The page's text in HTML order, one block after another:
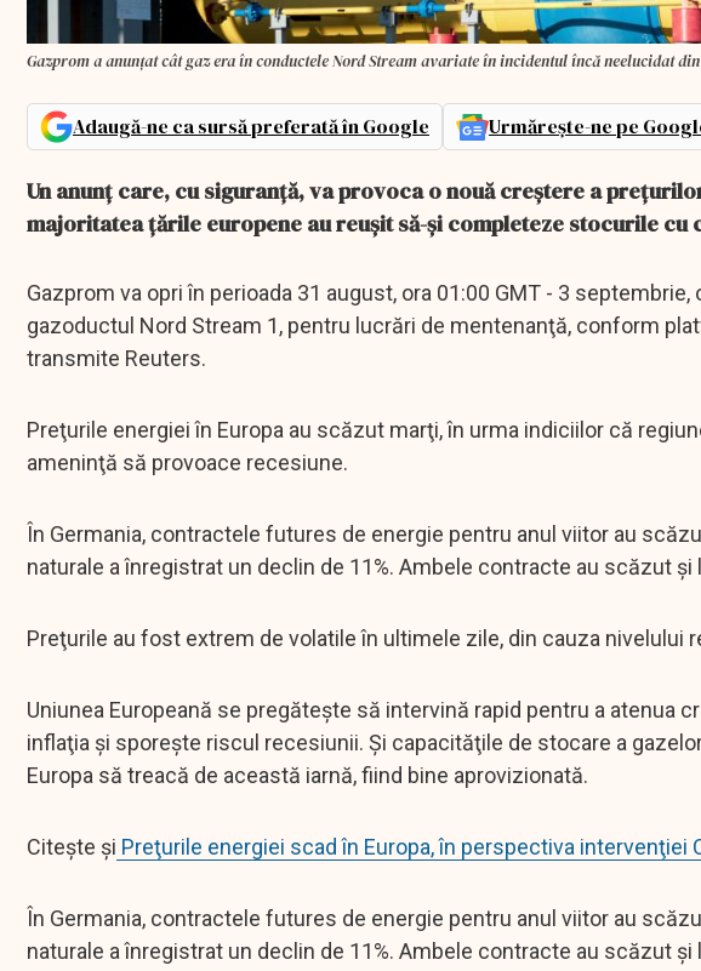
Gazprom a anunțat cât gaz era în conductele Nord Stream avariate în incidentul încă neelucidat
Adaugă-ne ca sursă preferată în Google Urmărește-ne pe
Un anunț care, cu siguranță, va provoca o nouă creștere a
majoritatea țările europene au reușit să-și completeze stocurile
Gazprom va opri în perioada 31 august, ora 01:00 GMT - 3
gazoductul Nord Stream 1, pentru lucrări de mentenanţă, conform
transmite Reuters.
Preţurile energiei în Europa au scăzut marţi, în urma indiciilor că
ameninţă să provoace recesiune.
În Germania, contractele futures de energie pentru anul viitor au
naturale a înregistrat un declin de 11%. Ambele contracte au scăzut
Preţurile au fost extrem de volatile în ultimele zile, din cauza nivelului
Uniunea Europeană se pregăteşte să intervină rapid pentru a atenua
inflaţia şi sporeşte riscul recesiunii. Şi capacităţile de stocare a
Europa să treacă de această iarnă, fiind bine aprovizionată.
Citește și Preţurile energiei scad în Europa, în perspectiva intervenţiei
În Germania, contractele futures de energie pentru anul viitor au
naturale a înregistrat un declin de 11%. Ambele contracte au scăzut